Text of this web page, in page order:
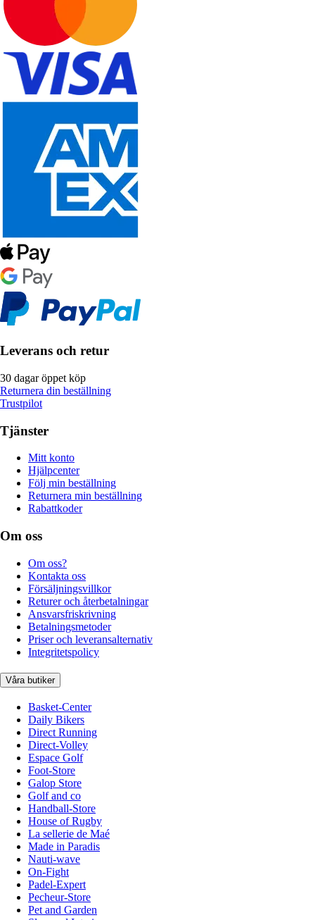
Leverans och retur
30 dagar öppet köp
Returnera din beställning
Trustpilot
Tjänster
Mitt konto
Hjälpcenter
Följ min beställning
Returnera min beställning
Rabattkoder
Om oss
Om oss?
Kontakta oss
Försäljningsvillkor
Returer och återbetalningar
Ansvarsfriskrivning
Betalningsmetoder
Priser och leveransalternativ
Integritetspolicy
Våra butiker
Basket-Center
Daily Bikers
Direct Running
Direct-Volley
Espace Golf
Foot-Store
Galop Store
Golf and co
Handball-Store
House of Rugby
La sellerie de Maé
Made in Paradis
Nauti-wave
On-Fight
Padel-Expert
Pecheur-Store
Pet and Garden